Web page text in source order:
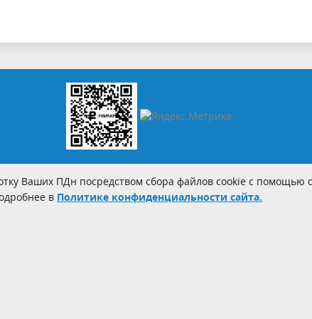
Ваших ПДн посредством сбора файлов cookie с помощью
в Политике конфиденциальности сайта.